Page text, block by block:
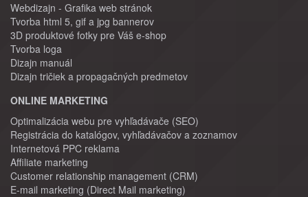
Webdizajn - Grafika web stránok
Tvorba html 5, gif a jpg bannerov
3D produktové fotky pre Váš e-shop
Tvorba loga
Dizajn manuál
Dizajn tričiek a propagačných predmetov
ONLINE MARKETING
Optimalizácia webu pre vyhľadávače (SEO)
Registrácia do katalógov, vyhľadávačov a zoznamov
Internetová PPC reklama
Affiliate marketing
Customer relationship management (CRM)
E-mail marketing (Direct Mail marketing)